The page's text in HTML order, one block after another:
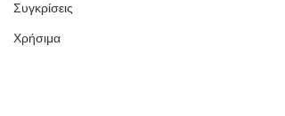
Συγκρίσεις
Χρήσιμα